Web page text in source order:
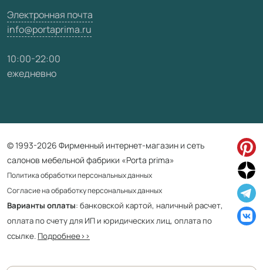
Электронная почта
info@portaprima.ru
10:00-22:00
ежедневно
© 1993-2026 Фирменный интернет-магазин и сеть
салонов мебельной фабрики «Porta prima»
Политика обработки персональных данных
Согласие на обработку персональных данных
Варианты оплаты: банковской картой, наличный расчет,
оплата по счету для ИП и юридических лиц, оплата по
ссылке. Подробнее>>